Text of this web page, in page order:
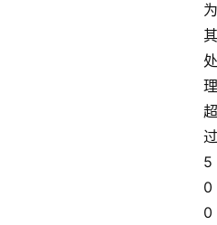
为
其
处
理
超
过
5
0
0